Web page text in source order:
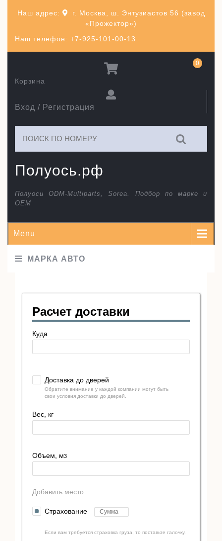
Наш телефон: +7-925-101-00-13
Наш адрес:
г. Москва, ш. Энтузиастов 56 (завод
«Прожектор»)
Полуось.рф
Полуоси ODM-Multiparts, Sorea. Подбор по марке и
ОЕМ
Вход / Регистрация
Корзина
0
Menu
МАРКА АВТО
Расчет доставки
Куда
Доставка до дверей
Обратите внимание у каждой компании могут быть
свои условия доставки до дверей.
Вес, кг
Объем, м3
Добавить место
Страхование
Если вам требуется страховка груза, то поставьте галочку.